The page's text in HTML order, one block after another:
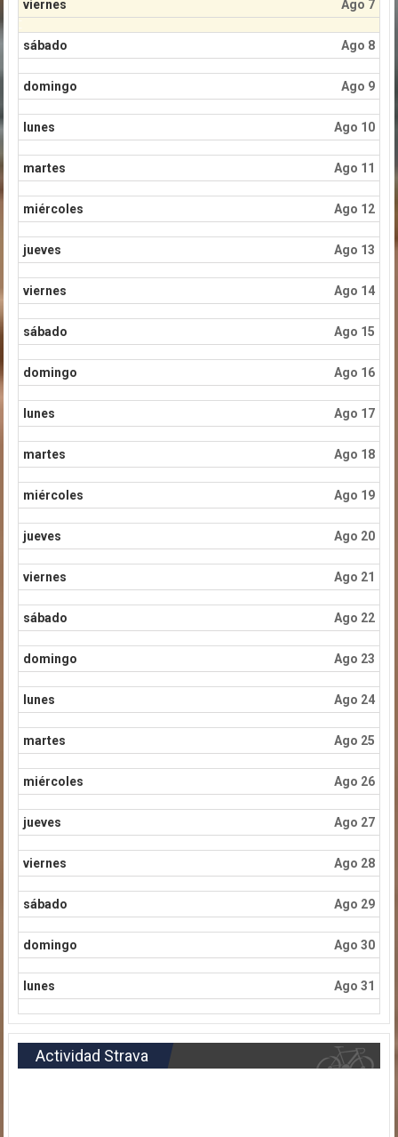
viernes Ago 7
sábado Ago 8
domingo Ago 9
lunes Ago 10
martes Ago 11
miércoles Ago 12
jueves Ago 13
viernes Ago 14
sábado Ago 15
domingo Ago 16
lunes Ago 17
martes Ago 18
miércoles Ago 19
jueves Ago 20
viernes Ago 21
sábado Ago 22
domingo Ago 23
lunes Ago 24
martes Ago 25
miércoles Ago 26
jueves Ago 27
viernes Ago 28
sábado Ago 29
domingo Ago 30
lunes Ago 31
Actividad Strava